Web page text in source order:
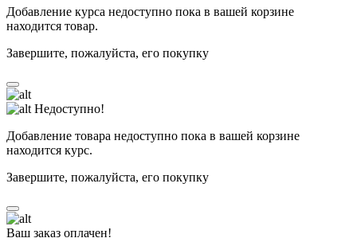
Добавление курса недоступно пока в вашей корзине
находится товар.
Завершите, пожалуйста, его покупку
Недоступно!
Добавление товара недоступно пока в вашей корзине
находится курс.
Завершите, пожалуйста, его покупку
Ваш заказ оплачен!